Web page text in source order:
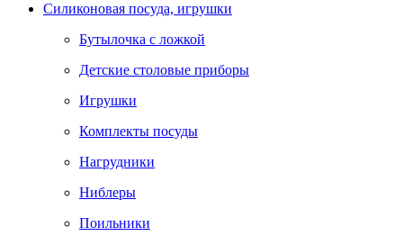
Силиконовая посуда, игрушки
Бутылочка с ложкой
Детские столовые приборы
Игрушки
Комплекты посуды
Нагрудники
Ниблеры
Поильники